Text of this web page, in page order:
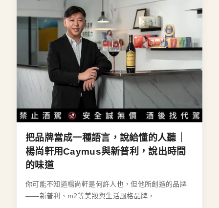
把品牌當成一種語言，說給懂的人聽｜
楊尚軒用Caymus與新普利，說出時間
的味道
你可能不知道楊尚軒是何許人也，但他所創造的品牌
——新普利、m2等美妝與生活風格品牌，...